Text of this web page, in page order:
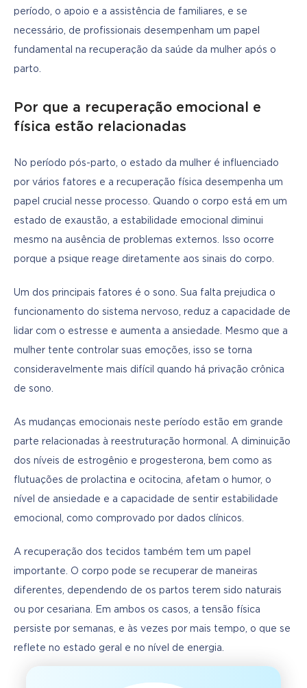
período, o apoio e a assistência de familiares, e se
necessário, de profissionais desempenham um papel
fundamental na recuperação da saúde da mulher após o
parto.
Por que a recuperação emocional e
física estão relacionadas
No período pós-parto, o estado da mulher é influenciado
por vários fatores e a recuperação física desempenha um
papel crucial nesse processo. Quando o corpo está em um
estado de exaustão, a estabilidade emocional diminui
mesmo na ausência de problemas externos. Isso ocorre
porque a psique reage diretamente aos sinais do corpo.
Um dos principais fatores é o sono. Sua falta prejudica o
funcionamento do sistema nervoso, reduz a capacidade de
lidar com o estresse e aumenta a ansiedade. Mesmo que a
mulher tente controlar suas emoções, isso se torna
consideravelmente mais difícil quando há privação crônica
de sono.
As mudanças emocionais neste período estão em grande
parte relacionadas à reestruturação hormonal. A diminuição
dos níveis de estrogênio e progesterona, bem como as
flutuações de prolactina e ocitocina, afetam o humor, o
nível de ansiedade e a capacidade de sentir estabilidade
emocional, como comprovado por dados clínicos.
A recuperação dos tecidos também tem um papel
importante. O corpo pode se recuperar de maneiras
diferentes, dependendo de os partos terem sido naturais
ou por cesariana. Em ambos os casos, a tensão física
persiste por semanas, e às vezes por mais tempo, o que se
reflete no estado geral e no nível de energia.